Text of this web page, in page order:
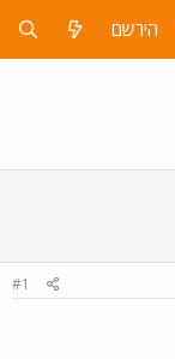
הירשם
#1